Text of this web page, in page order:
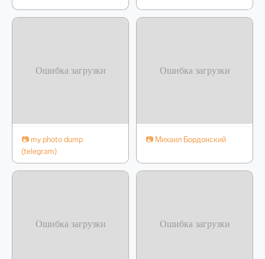
📷 my photo dump
(telegram)
📷 Михаил Бордонский